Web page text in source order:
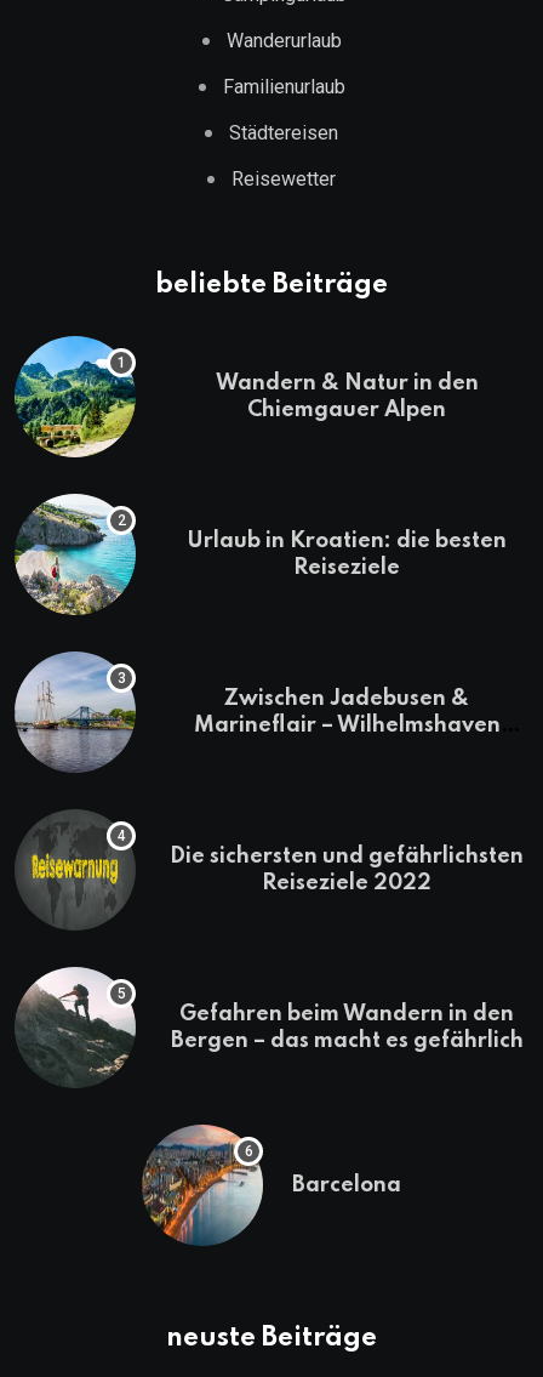
Wanderurlaub
Familienurlaub
Städtereisen
Reisewetter
beliebte Beiträge
Wandern & Natur in den
Chiemgauer Alpen
Urlaub in Kroatien: die besten
Reiseziele
Zwischen Jadebusen &
Marineflair – Wilhelmshaven
Die sichersten und gefährlichsten
Reiseziele 2022
Gefahren beim Wandern in den
Bergen – das macht es gefährlich
Barcelona
neuste Beiträge